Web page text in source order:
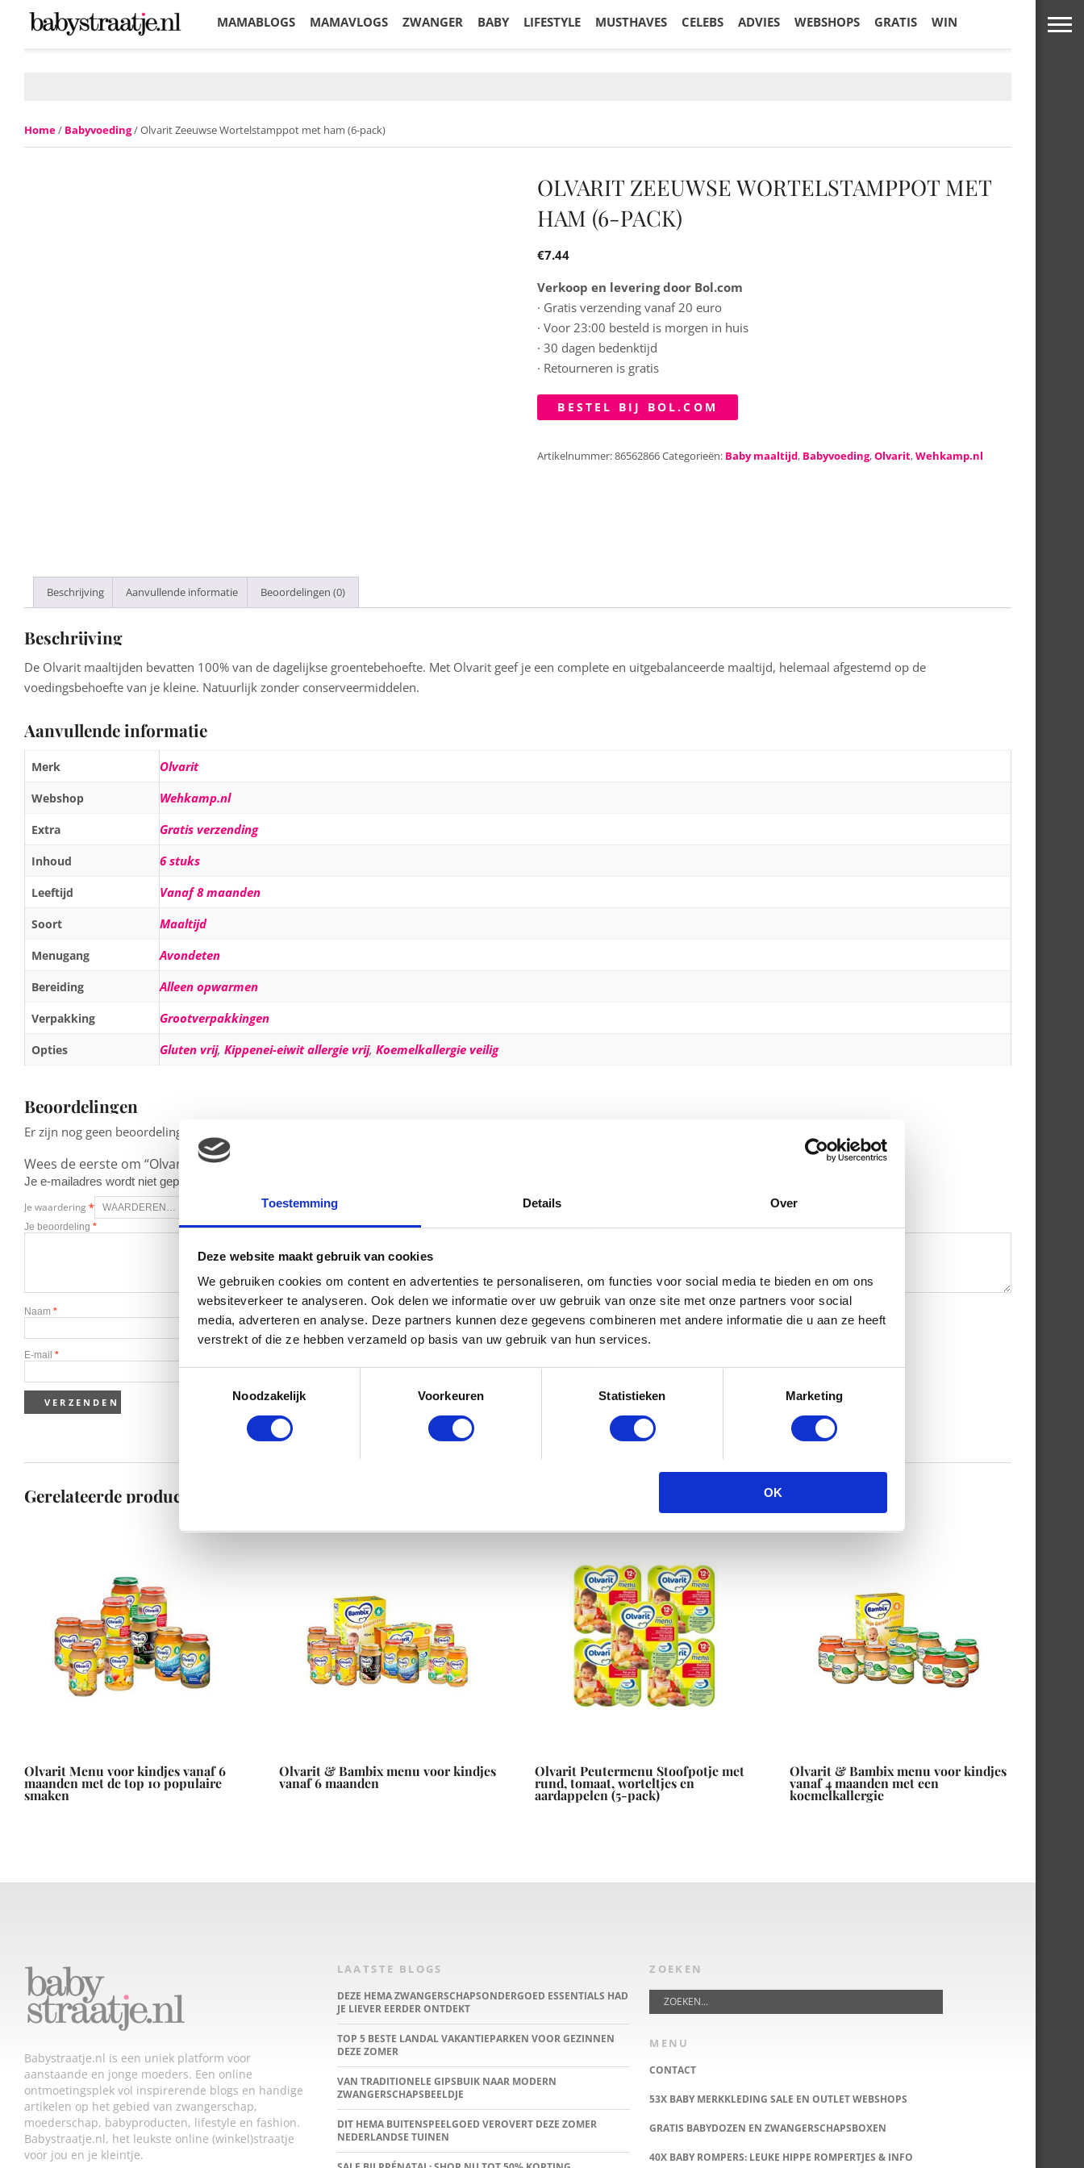
Toestemming Details Over
Deze website maakt gebruik van cookies
We gebruiken cookies om content en advertenties te personaliseren, om functies voor social media te bieden en om ons
websiteverkeer te analyseren. Ook delen we informatie over uw gebruik van onze site met onze partners voor social
media, adverteren en analyse. Deze partners kunnen deze gegevens combineren met andere informatie die u aan ze heeft
verstrekt of die ze hebben verzameld op basis van uw gebruik van hun services.
Noodzakelijk
Voorkeuren Statistieken Marketing
OK
MAMABLOGS MAMAVLOGS ZWANGER BABY LIFESTYLE MUSTHAVES CELEBS ADVIES WEBSHOPS GRATIS WIN
Home/ Babyvoeding/ Olvarit Zeeuwse Wortelstamppot met ham (6-pack)
OLVARIT ZEEUWSE WORTELSTAMPPOT MET
HAM (6-PACK)
€7.44
Verkoop en levering door Bol.com
· Gratis verzending vanaf 20 euro
· Voor 23:00 besteld is morgen in huis
· 30 dagen bedenktijd
· Retourneren is gratis
BESTEL BIJ BOL.COM
Artikelnummer:86562866Categorieën: Baby maaltijd, Babyvoeding,Olvarit,Wehkamp.nl
Beschrijving Aanvullende informatie Beoordelingen (0)
Beschrijving
De Olvarit maaltijden bevatten 100% van de dagelijkse groentebehoefte. Met Olvarit geef je een complete en uitgebalanceerde maaltijd, helemaal afgestemd op de
voedingsbehoefte van je kleine. Natuurlijk zonder conserveermiddelen.
Aanvullende informatie
Merk Olvarit
Webshop Wehkamp.nl
Extra Gratis verzending
Inhoud 6 stuks
Leeftijd Vanaf 8 maanden
Soort Maaltijd
Menugang Avondeten
Bereiding Alleen opwarmen
Verpakking Grootverpakkingen
Opties Gluten vrij, Kippenei-eiwit allergie vrij, Koemelkallergie veilig
Beoordelingen
Er zijn nog geen beoordelingen.
Wees de eerste om “Olvarit Zeeuwse Wortelstamppot met ham (6-pack)” te beoordelen
Je e-mailadres wordt niet gepubliceerd.
Je waardering *
Je beoordeling *
Naam *
E-mail *
Gerelateerde producten
Olvarit Menu voor kindjes vanaf 6
maanden met de top 10 populaire
smaken
Olvarit & Bambix menu voor kindjes
vanaf 6 maanden
Olvarit Peutermenu Stoofpotje met
rund, tomaat, worteltjes en
aardappelen (5-pack)
Olvarit & Bambix menu voor kindjes
vanaf 4 maanden met een
koemelkallergie
Babystraatje.nl is een uniek platform voor
aanstaande en jonge moeders. Een online
ontmoetingsplek vol inspirerende blogs en handige
artikelen op het gebied van zwangerschap,
moederschap, babyproducten, lifestyle en fashion.
Babystraatje.nl, het leukste online (winkel)straatje
voor jou en je kleintje.
LAATSTE BLOGS
DEZE HEMA ZWANGERSCHAPSONDERGOED ESSENTIALS HAD
JE LIEVER EERDER ONTDEKT
TOP 5 BESTE LANDAL VAKANTIEPARKEN VOOR GEZINNEN
DEZE ZOMER
VAN TRADITIONELE GIPSBUIK NAAR MODERN
ZWANGERSCHAPSBEELDJE
DIT HEMA BUITENSPEELGOED VEROVERT DEZE ZOMER
NEDERLANDSE TUINEN
ZOEKEN
MENU
CONTACT
53X BABY MERKKLEDING SALE EN OUTLET WEBSHOPS
GRATIS BABYDOZEN EN ZWANGERSCHAPSBOXEN
40X BABY ROMPERS: LEUKE HIPPE ROMPERTJES & INFO